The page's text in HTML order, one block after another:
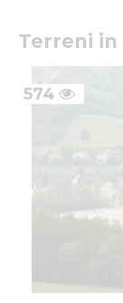
Terreni in
574